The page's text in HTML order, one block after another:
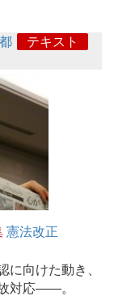
テキスト
憲法改正
向けた動き、
対応――。